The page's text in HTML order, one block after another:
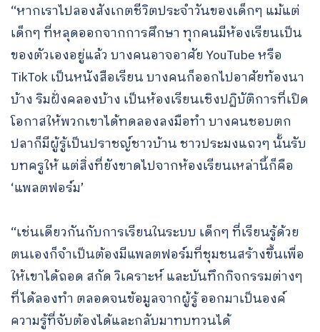
“หากเราไปลองสังเกตชีวิตประจำวันของเด็กๆ แม้แต่
เด็กๆ ที่หลุดออกจากการศึกษา ทุกคนมีห้องเรียนเป็น
ของตัวเองอยู่แล้ว บางคนอาจอาศัย YouTube หรือ
TikTok เป็นหนังสือเรียน บางคนก็ออกไปอาศัยท้องนา
บ้าง ริมฝั่งคลองบ้าง เป็นห้องเรียนเชิงปฏิบัติการที่เปิด
โอกาสให้พวกเขาได้ทดลองลงมือทำ บางคนชอบตก
ปลาก็มีผู้รู้เป็นปราชญ์ชาวบ้าน ชาวประมงแถวๆ นั้นรับ
บทครูให้ แต่สิ่งที่ยังขาดไปจากห้องเรียนเหล่านี้ก็คือ
‘แพลตฟอร์ม’
“เช่นเดียวกันกับการเรียนในระบบ เด็กๆ ที่เรียนรู้ด้วย
ตนเองก็จำเป็นต้องมีแพลตฟอร์มที่ชุมชนสร้างขึ้นเพื่อ
ให้เขาได้ถอด สกัด วิเคราะห์ และบันทึกกิจกรรมต่างๆ
ที่ได้ลองทำ ตลอดจนข้อมูลจากผู้รู้ ออกมาเป็นองค์
ความรู้ที่จับต้องได้และกลับมาทบทวนได้